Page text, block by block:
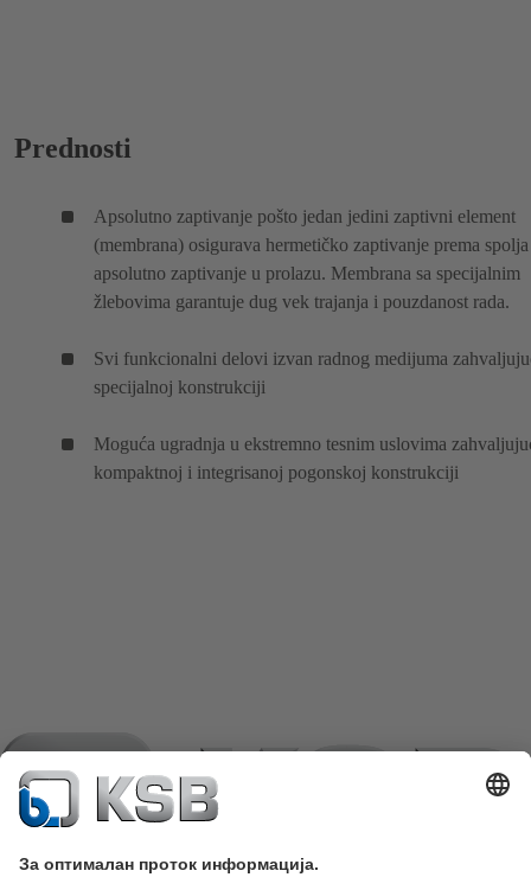
Prednosti
Apsolutno zaptivanje pošto jedan jedini zaptivni element
(membrana) osigurava hermetičko zaptivanje prema
apsolutno zaptivanje u prolazu. Membrana sa specijalnim
žlebovima garantuje dug vek trajanja i pouzdanost rada.
Svi funkcionalni delovi izvan radnog medijuma
specijalnoj konstrukciji
Moguća ugradnja u ekstremno tesnim uslovima
kompaktnoj i integrisanoj pogonskoj konstrukciji